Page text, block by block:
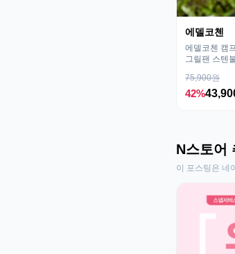
에델코첸
에델코첸 캠
그릴팬 스텐
75,900원
42%
N스토어
이 포스팅은 네